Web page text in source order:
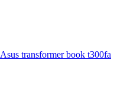
Asus transformer book t300fa